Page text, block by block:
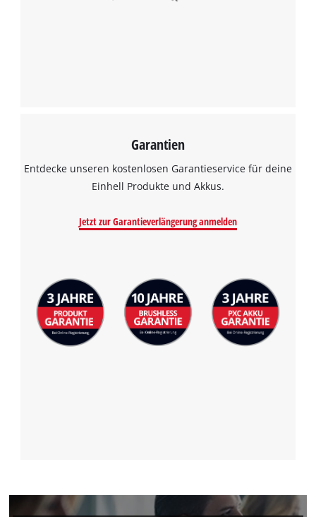
Garantien
Entdecke unseren kostenlosen Garantieservice für deine
Einhell Produkte und Akkus.
Jetzt zur Garantieverlängerung anmelden